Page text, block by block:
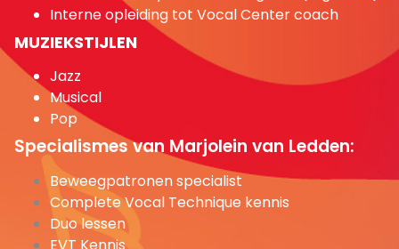
Interne opleiding tot Vocal Center coach
MUZIEKSTIJLEN
Jazz
Musical
Pop
Specialismes van Marjolein van Ledden:
Beweegpatronen specialist
Complete Vocal Technique kennis
Duo lessen
EVT Kennis